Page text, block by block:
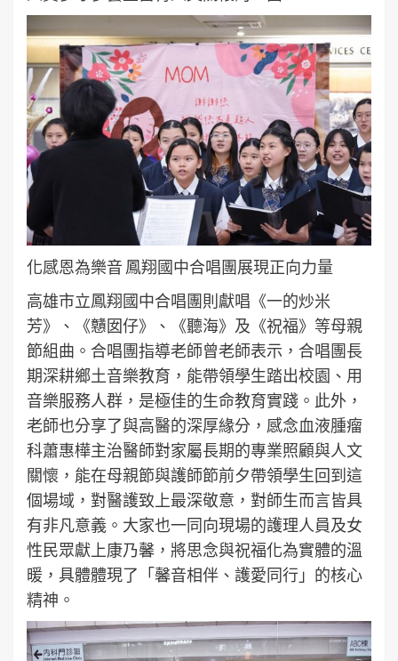
化感恩為樂音 鳳翔國中合唱團展現正向力量
高雄市立鳳翔國中合唱團則獻唱《一的炒米
芳》、《戇囡仔》、《聽海》及《祝福》等母親
節組曲。合唱團指導老師曾老師表示，合唱團長
期深耕鄉土音樂教育，能帶領學生踏出校園、用
音樂服務人群，是極佳的生命教育實踐。此外，
老師也分享了與高醫的深厚緣分，感念血液腫瘤
科蕭惠樺主治醫師對家屬長期的專業照顧與人文
關懷，能在母親節與護師節前夕帶領學生回到這
個場域，對醫護致上最深敬意，對師生而言皆具
有非凡意義。大家也一同向現場的護理人員及女
性民眾獻上康乃馨，將思念與祝福化為實體的溫
暖，具體體現了「馨音相伴、護愛同行」的核心
精神。